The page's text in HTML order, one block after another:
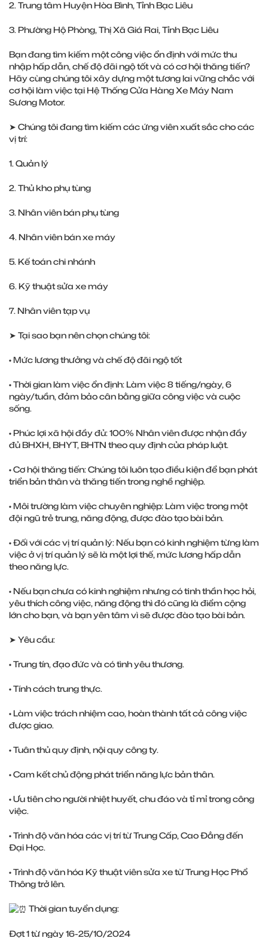
2. Trung tâm Huyện Hòa Bình, Tỉnh Bạc Liêu
3. Phường Hộ Phòng, Thị Xã Giá Rai, Tỉnh Bạc Liêu
Bạn đang tìm kiếm một công việc ổn định với mức thu
nhập hấp dẫn, chế độ đãi ngộ tốt và có cơ hội thăng tiến?
Hãy cùng chúng tôi xây dựng một tương lai vững chắc với
cơ hội làm việc tại Hệ Thống Cửa Hàng Xe Máy Nam
Sương Motor.
➤ Chúng tôi đang tìm kiếm các ứng viên xuất sắc cho các
vị trí:
1. Quản lý
2. Thủ kho phụ tùng
3. Nhân viên bán phụ tùng
4. Nhân viên bán xe máy
5. Kế toán chi nhánh
6. Kỹ thuật sửa xe máy
7. Nhân viên tạp vụ
➤ Tại sao bạn nên chọn chúng tôi:
• Mức lương thưởng và chế độ đãi ngộ tốt
• Thời gian làm việc ổn định: Làm việc 8 tiếng/ngày, 6
ngày/tuần, đảm bảo cân bằng giữa công việc và cuộc
sống.
• Phúc lợi xã hội đầy đủ: 100% Nhân viên được nhận đầy
đủ BHXH, BHYT, BHTN theo quy định của pháp luật.
• Cơ hội thăng tiến: Chúng tôi luôn tạo điều kiện để bạn phát
triển bản thân và thăng tiến trong nghề nghiệp.
• Môi trường làm việc chuyên nghiệp: Làm việc trong một
đội ngũ trẻ trung, năng động, được đào tạo bài bản.
• Đối với các vị trí quản lý: Nếu bạn có kinh nghiệm từng làm
việc ở vị trí quản lý sẽ là một lợi thế, mức lương hấp dẫn
theo năng lực.
• Nếu bạn chưa có kinh nghiệm nhưng có tinh thần học hỏi,
yêu thích công việc, năng động thì đó cũng là điểm cộng
lớn cho bạn, và bạn yên tâm vì sẽ được đào tạo bài bản.
➤ Yêu cầu:
• Trung tín, đạo đức và có tình yêu thương.
• Tính cách trung thực.
• Làm việc trách nhiệm cao, hoàn thành tất cả công việc
được giao.
• Tuân thủ quy định, nội quy công ty.
• Cam kết chủ động phát triển năng lực bản thân.
• Ưu tiên cho người nhiệt huyết, chu đáo và tỉ mỉ trong công
việc.
• Trình độ văn hóa các vị trí từ Trung Cấp, Cao Đẳng đến
Đại Học.
• Trình độ văn hóa Kỹ thuật viên sửa xe từ Trung Học Phổ
Thông trở lên.
Thời gian tuyển dụng:
Đợt 1 từ ngày 16-25/10/2024